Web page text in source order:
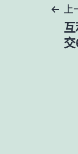
文
章
上